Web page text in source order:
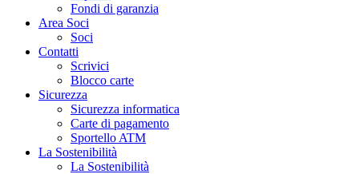
Fondi di garanzia
Area Soci
Soci
Contatti
Scrivici
Blocco carte
Sicurezza
Sicurezza informatica
Carte di pagamento
Sportello ATM
La Sostenibilità
La Sostenibilità